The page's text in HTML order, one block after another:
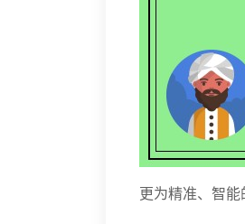
更为精准、智